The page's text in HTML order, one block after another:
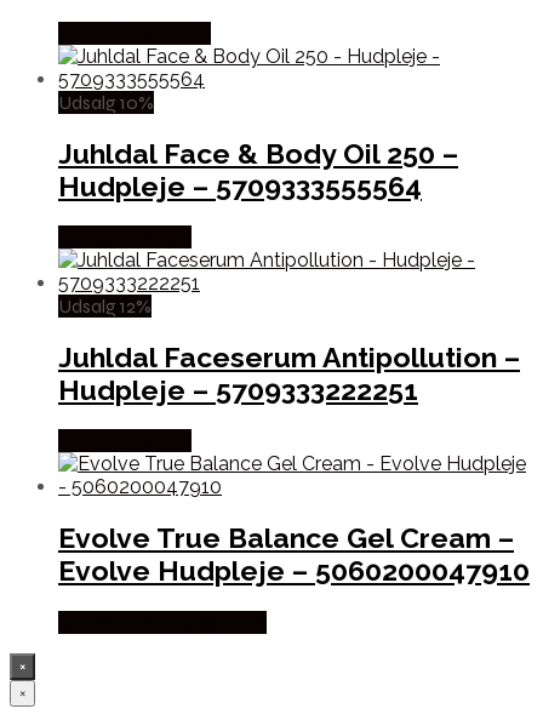
Udsalg 10%
Juhldal Face & Body Oil 250 –
Hudpleje – 5709333555564
Udsalg 12%
Juhldal Faceserum Antipollution –
Hudpleje – 5709333222251
Evolve True Balance Gel Cream –
Evolve Hudpleje – 5060200047910
×
×